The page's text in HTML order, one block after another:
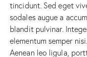
tincidunt. Sed eget
sodales augue a
blandit pulvinar.
elementum semper
Aenean leo ligula,